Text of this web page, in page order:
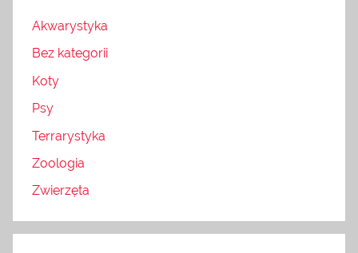
Akwarystyka
Bez kategorii
Koty
Psy
Terrarystyka
Zoologia
Zwierzęta